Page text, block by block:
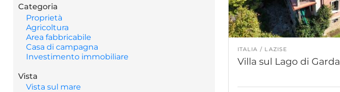
Categoria
Proprietà
Agricoltura
Area fabbricabile
Casa di campagna
Investimento immobiliare
Vista
Vista sul mare
ITALIA LAZISE
Villa sul Lago di Garda